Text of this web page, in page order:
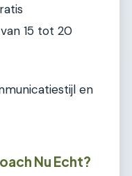
15 tot 20
en
Nu Echt?